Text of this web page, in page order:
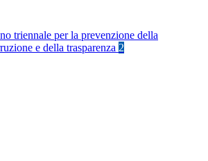
triennale per la prevenzione della
e della trasparenza 2